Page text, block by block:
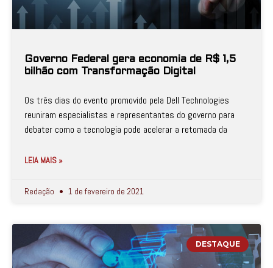
Governo Federal gera economia de R$ 1,5
bilhão com Transformação Digital
Os três dias do evento promovido pela Dell Technologies
reuniram especialistas e representantes do governo para
debater como a tecnologia pode acelerar a retomada da
LEIA MAIS »
Redação 1 de fevereiro de 2021
DESTAQUE